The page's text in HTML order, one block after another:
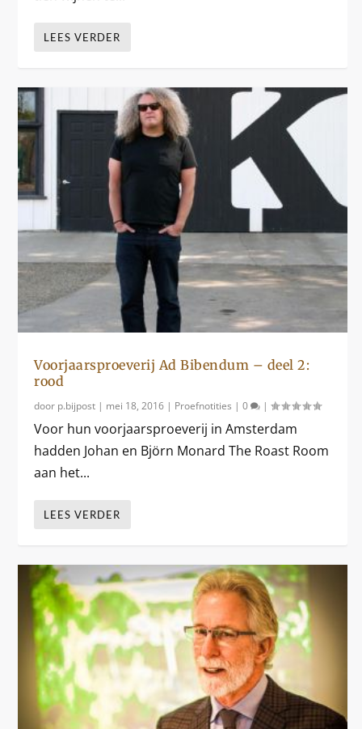
LEES VERDER
Voorjaarsproeverij Ad Bibendum – deel 2:
rood
door p.bijpost | mei 18, 2016 | Proefnotities |0 |
Voor hun voorjaarsproeverij in Amsterdam
hadden Johan en Björn Monard The Roast Room
aan het...
LEES VERDER